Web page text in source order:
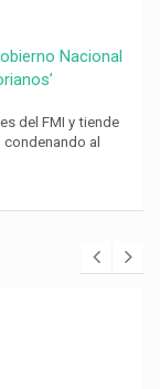
Nacional
del FMI y tiende
al